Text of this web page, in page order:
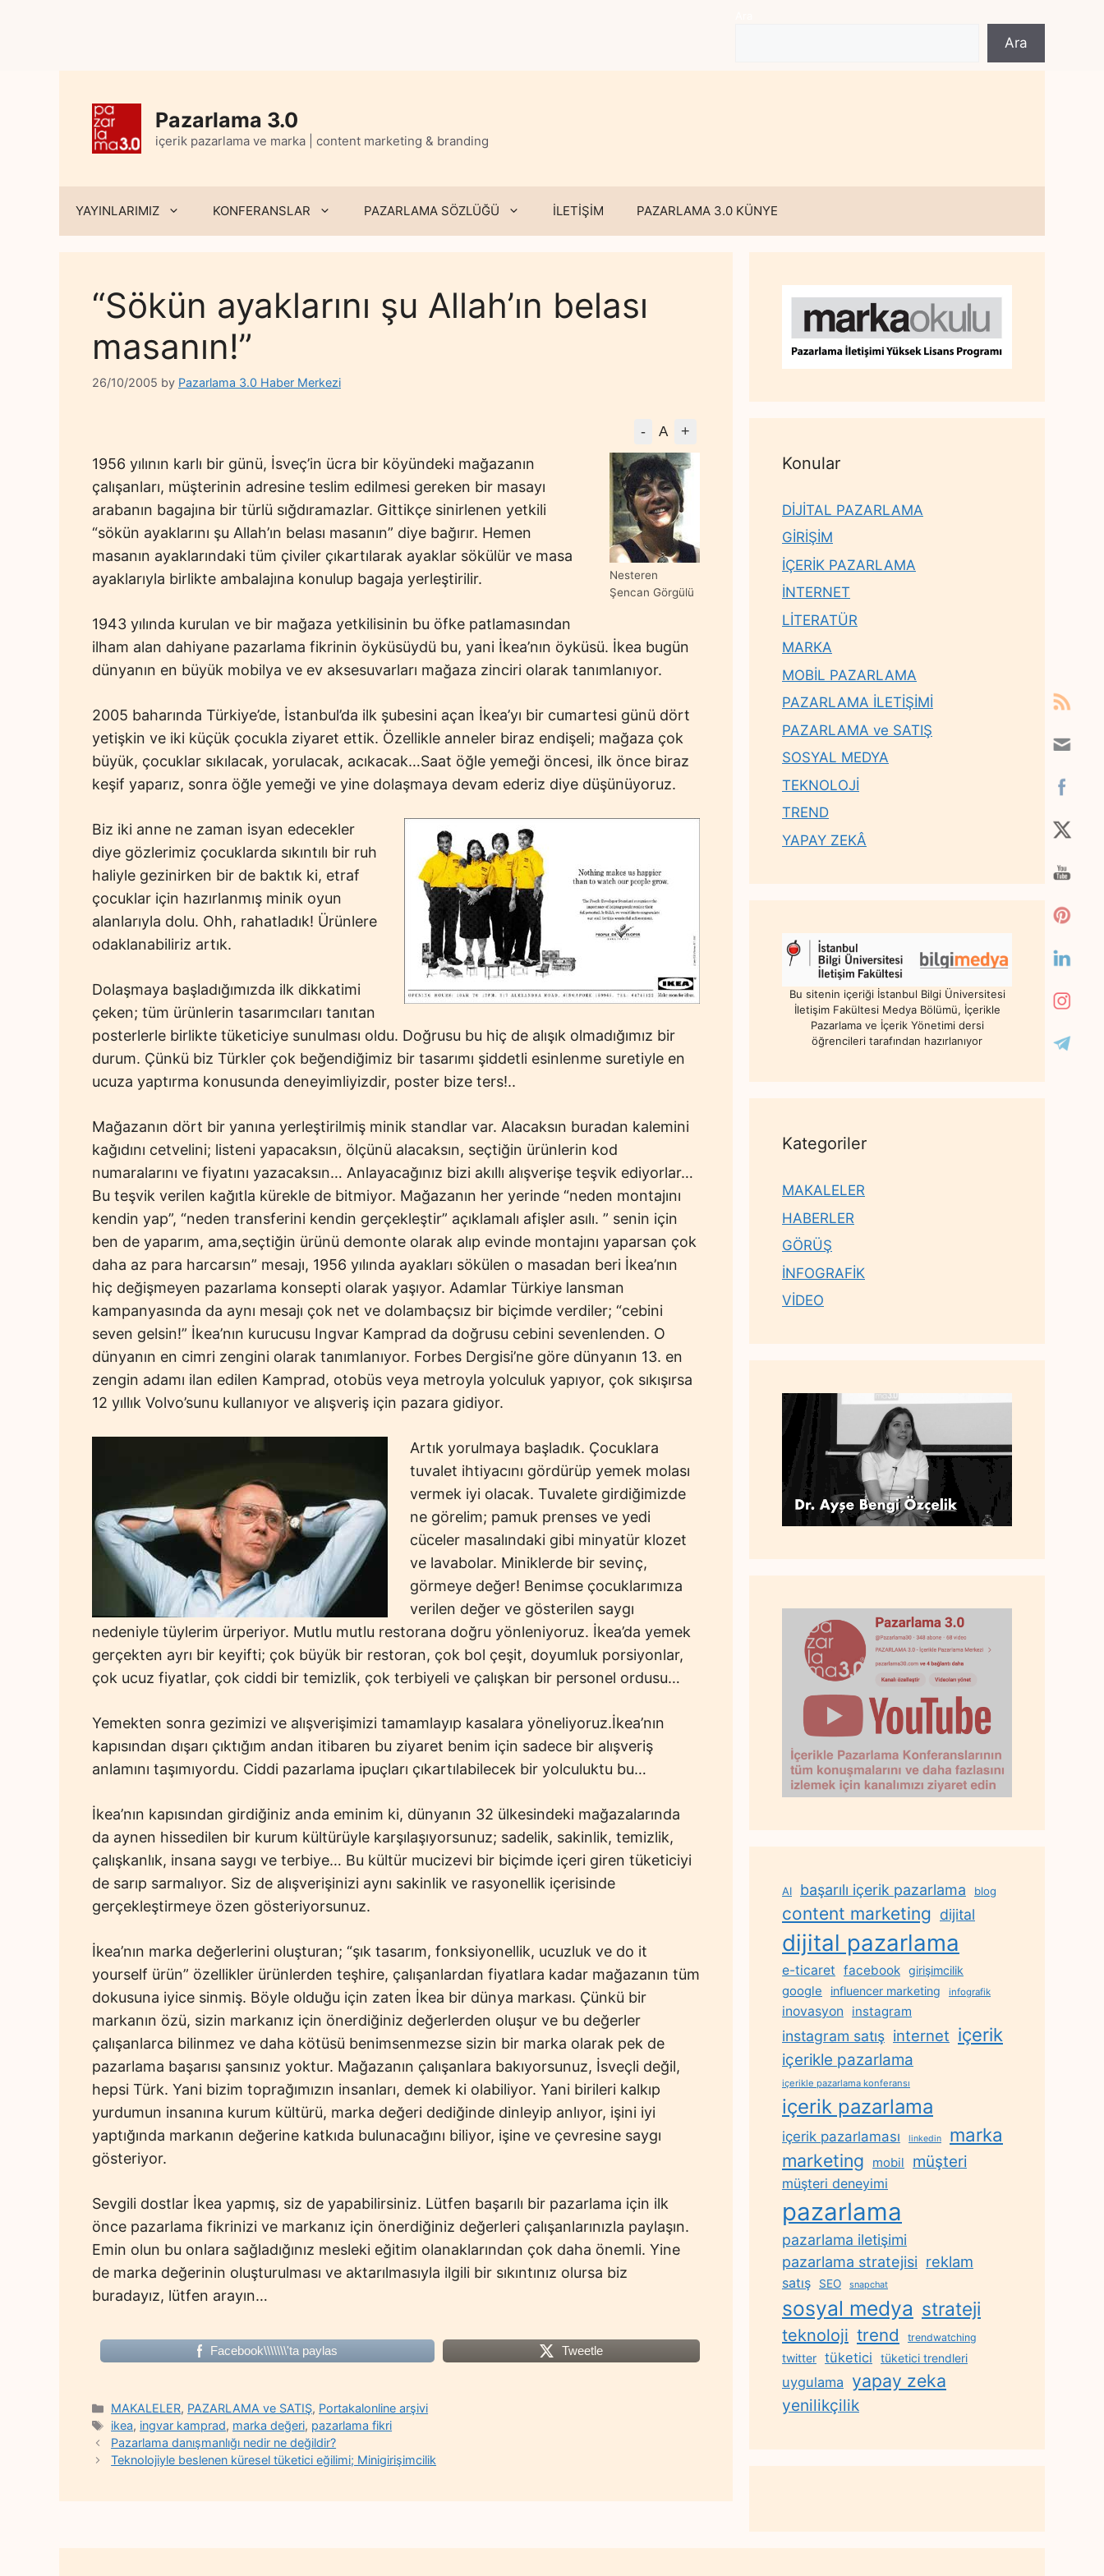
Ara
Pazarlama 3.0
içerik pazarlama ve marka | content marketing & branding
YAYINLARIMIZ KONFERANSLAR PAZARLAMA SÖZLÜĞÜ İLETİŞİM PAZARLAMA 3.0 KÜNYE
“Sökün ayaklarını şu Allah’ın belası
masanın!”
26/10/2005 by Pazarlama 3.0 Haber Merkezi
- A +
Nesteren
Şencan Görgülü
1956 yılının karlı bir günü, İsveç’in ücra bir köyündeki mağazanın
çalışanları, müşterinin adresine teslim edilmesi gereken bir masayı
arabanın bagajına bir türlü sığdıramazlar. Gittikçe sinirlenen yetkili
“sökün ayaklarını şu Allah’ın belası masanın” diye bağırır. Hemen
masanın ayaklarındaki tüm çiviler çıkartılarak ayaklar sökülür ve masa
ayaklarıyla birlikte ambalajına konulup bagaja yerleştirilir.
1943 yılında kurulan ve bir mağaza yetkilisinin bu öfke patlamasından
ilham alan dahiyane pazarlama fikrinin öyküsüydü bu, yani İkea’nın öyküsü. İkea bugün
dünyanın en büyük mobilya ve ev aksesuvarları mağaza zinciri olarak tanımlanıyor.
2005 baharında Türkiye’de, İstanbul’da ilk şubesini açan İkea’yı bir cumartesi günü dört
yetişkin ve iki küçük çocukla ziyaret ettik. Özellikle anneler biraz endişeli; mağaza çok
büyük, çocuklar sıkılacak, yorulacak, acıkacak…Saat öğle yemeği öncesi, ilk önce biraz
keşif yaparız, sonra öğle yemeği ve yine dolaşmaya devam ederiz diye düşünüyoruz.
Biz iki anne ne zaman isyan edecekler
diye gözlerimiz çocuklarda sıkıntılı bir ruh
haliyle gezinirken bir de baktık ki, etraf
çocuklar için hazırlanmış minik oyun
alanlarıyla dolu. Ohh, rahatladık! Ürünlere
odaklanabiliriz artık.
Dolaşmaya başladığımızda ilk dikkatimi
çeken; tüm ürünlerin tasarımcıları tanıtan
posterlerle birlikte tüketiciye sunulması oldu. Doğrusu bu hiç de alışık olmadığımız bir
durum. Çünkü biz Türkler çok beğendiğimiz bir tasarımı şiddetli esinlenme suretiyle en
ucuza yaptırma konusunda deneyimliyizdir, poster bize ters!..
Mağazanın dört bir yanına yerleştirilmiş minik standlar var. Alacaksın buradan kalemini
kağıdını cetvelini; listeni yapacaksın, ölçünü alacaksın, seçtiğin ürünlerin kod
numaralarını ve fiyatını yazacaksın… Anlayacağınız bizi akıllı alışverişe teşvik ediyorlar…
Bu teşvik verilen kağıtla kürekle de bitmiyor. Mağazanın her yerinde “neden montajını
kendin yap”, “neden transferini kendin gerçekleştir” açıklamalı afişler asılı. ” senin için
ben de yaparım, ama,seçtiğin ürünü demonte olarak alıp evinde montajını yaparsan çok
daha az para harcarsın” mesajı, 1956 yılında ayakları sökülen o masadan beri İkea’nın
hiç değişmeyen pazarlama konsepti olarak yaşıyor. Adamlar Türkiye lansman
kampanyasında da aynı mesajı çok net ve dolambaçsız bir biçimde verdiler; “cebini
seven gelsin!” İkea’nın kurucusu Ingvar Kamprad da doğrusu cebini sevenlenden. O
dünyanın en cimri zengini olarak tanımlanıyor. Forbes Dergisi’ne göre dünyanın 13. en
zengin adamı ilan edilen Kamprad, otobüs veya metroyla yolculuk yapıyor, çok sıkışırsa
12 yıllık Volvo’sunu kullanıyor ve alışveriş için pazara gidiyor.
Artık yorulmaya başladık. Çocuklara
tuvalet ihtiyacını gördürüp yemek molası
vermek iyi olacak. Tuvalete girdiğimizde
ne görelim; pamuk prenses ve yedi
cüceler masalındaki gibi minyatür klozet
ve lavabolar. Miniklerde bir sevinç,
görmeye değer! Benimse çocuklarımıza
verilen değer ve gösterilen saygı
nedeniyle tüylerim ürperiyor. Mutlu mutlu restorana doğru yönleniyoruz. İkea’da yemek
gerçekten ayrı bir keyifti; çok büyük bir restoran, çok bol çeşit, doyumluk porsiyonlar,
çok ucuz fiyatlar, çok ciddi bir temizlik, çok terbiyeli ve çalışkan bir personel ordusu…
Yemekten sonra gezimizi ve alışverişimizi tamamlayıp kasalara yöneliyoruz.İkea’nın
kapısından dışarı çıktığım andan itibaren bu ziyaret benim için sadece bir alışveriş
anlamını taşımıyordu. Ciddi pazarlama ipuçları çıkartılabilecek bir yolculuktu bu…
İkea’nın kapısından girdiğiniz anda eminim ki, dünyanın 32 ülkesindeki mağazalarında
da aynen hissedilen bir kurum kültürüyle karşılaşıyorsunuz; sadelik, sakinlik, temizlik,
çalışkanlık, insana saygı ve terbiye… Bu kültür mucizevi bir biçimde içeri giren tüketiciyi
de sarıp sarmalıyor. Siz de alışverişinizi aynı sakinlik ve rasyonellik içerisinde
gerçekleştirmeye özen gösteriyorsunuz.
İkea’nın marka değerlerini oluşturan; “şık tasarım, fonksiyonellik, ucuzluk ve do it
yourself ürün” özellikler ürünlerden teşhire, çalışanlardan fiyatlara kadar mağazanın tüm
dokusuna iyice sinmiş. Böyle olduğu için zaten İkea bir dünya markası. Çünkü bir
markanın özü, sizin markanız için önerdiğiniz değerlerden oluşur ve bu değerler
çalışanlarca bilinmez ve daha kötüsü benimsenmezse sizin bir marka olarak pek de
pazarlama başarısı şansınız yoktur. Mağazanın çalışanlara bakıyorsunuz, İsveçli değil,
hepsi Türk. Yani bizim toprağımızın insanları, demek ki olabiliyor. Yani birileri kalkıp
yurdumun insanına kurum kültürü, marka değeri dediğinde dinleyip anlıyor, işini iyi
yaptığında markanın değerine katkıda bulunacağını biliyor, işine ve çevresine saygı
gösteriyor.
Sevgili dostlar İkea yapmış, siz de yapabilirsiniz. Lütfen başarılı bir pazarlama için ilk
önce pazarlama fikrinizi ve markanız için önerdiğiniz değerleri çalışanlarınızla paylaşın.
Emin olun bu onlara sağladığınız mesleki eğitim olanaklarından çok daha önemli. Yine
de marka değerinin oluşturulması ve aktarılmasıyla ilgili bir sıkıntınız olursa biz
buradayız, lütfen arayın…
Facebook\\\\\\\'ta paylas Tweetle
Categories
MAKALELER, PAZARLAMA ve SATIŞ, Portakalonline arşivi
Tags
ikea, ingvar kamprad, marka değeri, pazarlama fikri
Pazarlama danışmanlığı nedir ne değildir?
Teknolojiyle beslenen küresel tüketici eğilimi; Minigirişimcilik
Konular
DİJİTAL PAZARLAMA
GİRİŞİM
İÇERİK PAZARLAMA
İNTERNET
LİTERATÜR
MARKA
MOBİL PAZARLAMA
PAZARLAMA İLETİŞİMİ
PAZARLAMA ve SATIŞ
SOSYAL MEDYA
TEKNOLOJİ
TREND
YAPAY ZEKÂ
Bu sitenin içeriği İstanbul Bilgi Üniversitesi
İletişim Fakültesi Medya Bölümü, İçerikle
Pazarlama ve İçerik Yönetimi dersi
öğrencileri tarafından hazırlanıyor
Kategoriler
MAKALELER
HABERLER
GÖRÜŞ
İNFOGRAFİK
VİDEO
AI başarılı içerik pazarlama blog
content marketing dijital
dijital pazarlama
e-ticaret facebook girişimcilik
google influencer marketing infografik
inovasyon instagram
instagram satış internet içerik
içerikle pazarlama
içerikle pazarlama konferansı
içerik pazarlama
içerik pazarlaması linkedin marka
marketing mobil müşteri
müşteri deneyimi
pazarlama
pazarlama iletişimi
pazarlama stratejisi reklam
satış SEO snapchat
sosyal medya strateji
teknoloji trend trendwatching
twitter tüketici tüketici trendleri
uygulama yapay zeka
yenilikçilik